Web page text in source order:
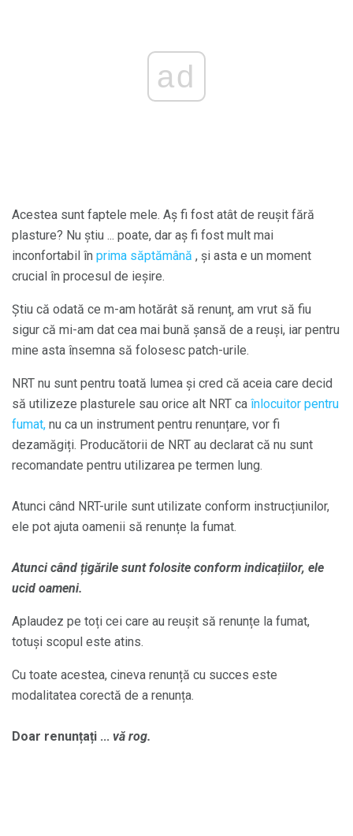
ad
Acestea sunt faptele mele. Aș fi fost atât de reușit fără
plasture? Nu știu ... poate, dar aș fi fost mult mai
inconfortabil în prima săptămână , și asta e un moment
crucial în procesul de ieșire.
Știu că odată ce m-am hotărât să renunț, am vrut să fiu
sigur că mi-am dat cea mai bună șansă de a reuși, iar pentru
mine asta însemna să folosesc patch-urile.
NRT nu sunt pentru toată lumea și cred că aceia care decid
să utilizeze plasturele sau orice alt NRT ca înlocuitor pentru
fumat, nu ca un instrument pentru renunțare, vor fi
dezamăgiți. Producătorii de NRT au declarat că nu sunt
recomandate pentru utilizarea pe termen lung.
Atunci când NRT-urile sunt utilizate conform instrucțiunilor,
ele pot ajuta oamenii să renunțe la fumat.
Atunci când țigările sunt folosite conform indicațiilor, ele
ucid oameni.
Aplaudez pe toți cei care au reușit să renunțe la fumat,
totuși scopul este atins.
Cu toate acestea, cineva renunță cu succes este
modalitatea corectă de a renunța.
Doar renunțați ... vă rog.